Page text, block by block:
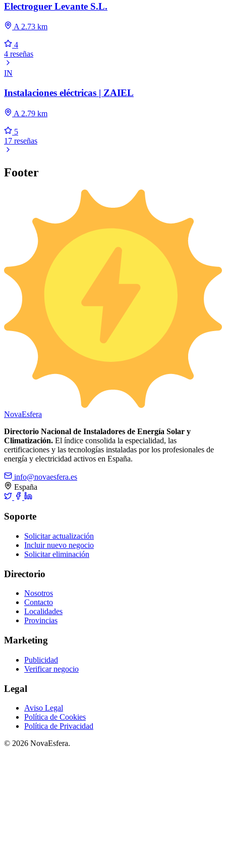
Electroguer Levante S.L.
A 2.73 km
4
4 reseñas
IN
Instalaciones eléctricas | ZAIEL
A 2.79 km
5
17 reseñas
Footer
NovaEsfera
Directorio Nacional de Instaladores de Energía Solar y
Climatización. El índice consolida la especialidad, las
certificaciones y las tecnologías instaladas por los profesionales de
energía y electricidad activos en España.
info@novaesfera.es
España
Soporte
Solicitar actualización
Incluir nuevo negocio
Solicitar eliminación
Directorio
Nosotros
Contacto
Localidades
Provincias
Marketing
Publicidad
Verificar negocio
Legal
Aviso Legal
Política de Cookies
Política de Privacidad
© 2026 NovaEsfera.